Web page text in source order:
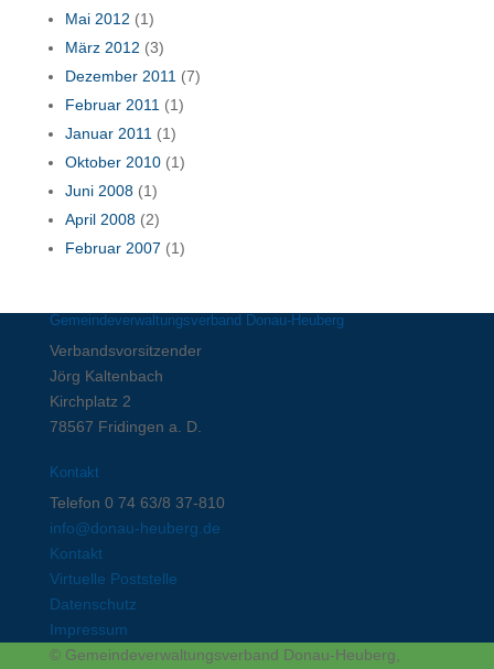
Mai 2012 (1)
März 2012 (3)
Dezember 2011 (7)
Februar 2011 (1)
Januar 2011 (1)
Oktober 2010(1)
Juni 2008(1)
April 2008(2)
Februar 2007 (1)
Gemeindeverwaltungsverband Donau-Heuberg
Verbandsvorsitzender
Jörg Kaltenbach
Kirchplatz 2
78567 Fridingen a. D.
Kontakt
Telefon 0 74 63/8 37-810
info@donau-heuberg.de
Kontakt
Virtuelle Poststelle
Datenschutz
Impressum
© Gemeindeverwaltungsverband Donau-Heuberg,